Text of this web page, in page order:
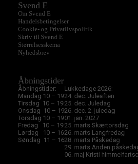
Svend E
Om Svend E
Handelsbetingelser
Cookie- og Privatlivspolitik
Skriv til Svend E
Størrelsesskema
Nyhedsbrev
Åbningstider
Åbningstider:
Mandag 10 – 19
Tirsdag 10 – 19
Onsdag 10 – 19
Torsdag 10 – 19
Fredag 10 – 19
Lørdag 10 – 16
Søndag 11 – 16
Lukkedage 2026:
24. dec. Juleaften
25. dec. Juledag
26. dec. 2. juledag
01. jan. 2027
25. marts Skærtorsdag
26. marts Langfredag
28. marts Påskedag
29. marts Anden
06. maj Kristi